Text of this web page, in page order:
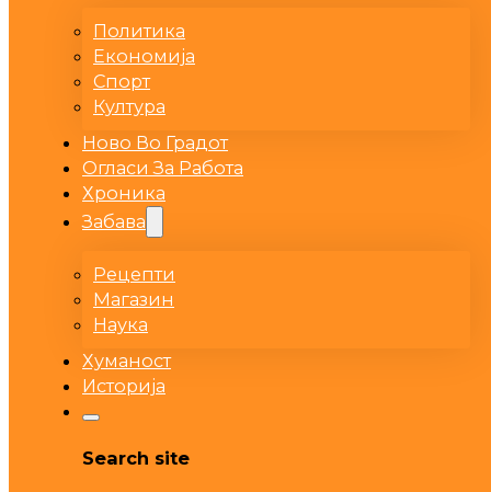
Политика
Економија
Спорт
Култура
Ново Во Градот
Огласи За Работа
Хроника
Забава
Рецепти
Магазин
Наука
Хуманост
Историја
Search site